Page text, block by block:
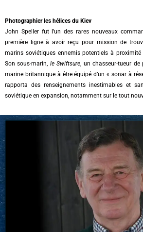
Photographier les hélices du Kiev
John Speller fut l’un des rares nouveaux
première ligne à avoir reçu pour mission de
marins soviétiques ennemis potentiels à proximité
Son sous-marin, le Swiftsure, un chasseur-tueur
marine britannique à être équipé d’un « sonar à
rapporta des renseignements inestimables et
soviétique en expansion, notamment sur le tout